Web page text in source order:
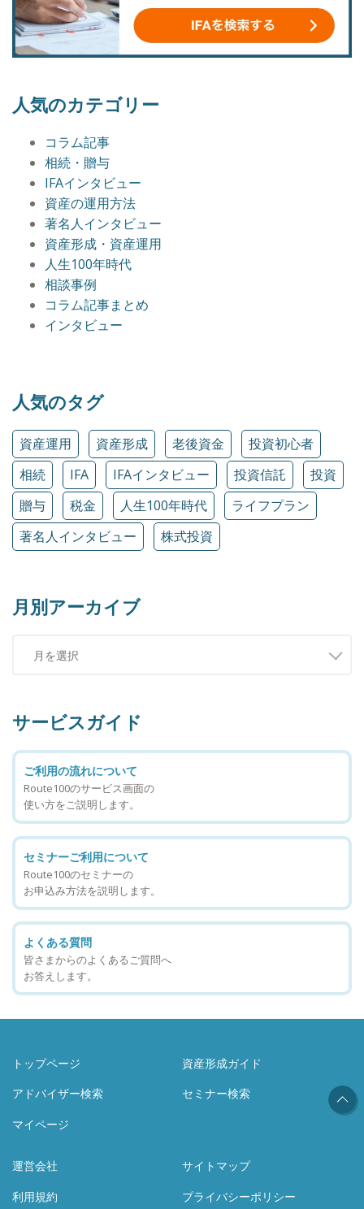
人気のカテゴリー
コラム記事
相続・贈与
IFAインタビュー
資産の運用方法
著名人インタビュー
資産形成・資産運用
人生100年時代
相談事例
コラム記事まとめ
インタビュー
人気のタグ
資産運用 資産形成 老後資金
投資初心者
相続
IFA IFAインタビュー 投資信託
投資
贈与
税金 人生100年時代
ライフプラン
著名人インタビュー
株式投資
月別アーカイブ
サービスガイド
ご利用の流れについて
Route100のサービス画面の
使い方をご説明します。
セミナーご利用について
Route100のセミナーの
お申込み方法を説明します。
よくある質問
皆さまからのよくあるご質問へ
お答えします。
トップページ
資産形成ガイド
アドバイザー検索
セミナー検索
マイページ
運営会社
サイトマップ
利用規約
プライバシーポリシー